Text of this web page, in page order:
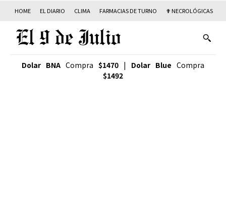
HOME EL DIARIO CLIMA FARMACIAS DE TURNO ✟ NECROLÓGICAS
Dolar BNA Compra $1470 | Dolar Blue Compra
$1492